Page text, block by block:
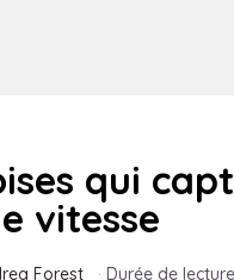
qui
vitesse
Forest · Durée de